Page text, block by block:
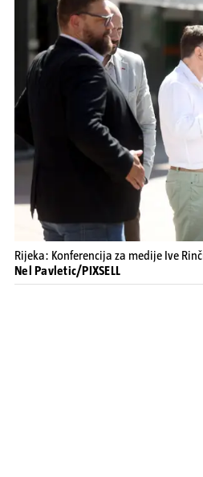
Rijeka: Konferencija za medije Ive
Nel Pavletic/PIXSELL